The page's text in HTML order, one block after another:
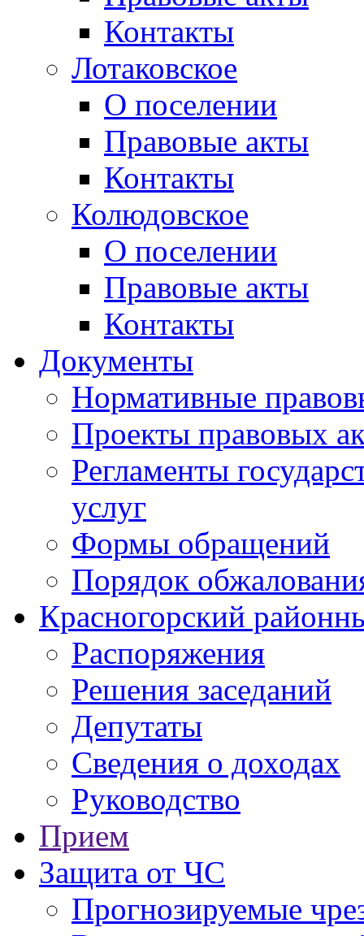
Контакты
Лотаковское
О поселении
Правовые акты
Контакты
Колюдовское
О поселении
Правовые акты
Контакты
Документы
Нормативные
Проекты правовых
Регламенты
услуг
Формы обращений
Порядок
Красногорский
Распоряжения
Решения заседаний
Депутаты
Сведения о доходах
Руководство
Прием
Защита от ЧС
Прогнозируемые